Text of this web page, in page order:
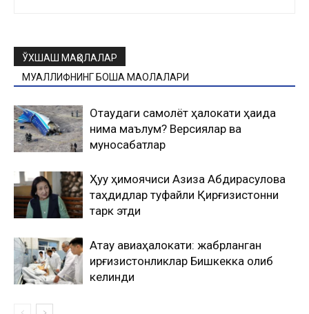
ЎХШАШ МАҚОЛАЛАР
МУАЛЛИФНИНГ БОШҚА МАҚОЛАЛАРИ
Оқтаудаги самолёт ҳалокати ҳақида
нима маълум? Версиялар ва
муносабатлар
Ҳуқуқ ҳимоячиси Азиза Абдирасулова
таҳдидлар туфайли Қирғизистонни
тарк этди
Ақтау авиаҳалокати: жабрланган
қирғизистонликлар Бишкекка олиб
келинди